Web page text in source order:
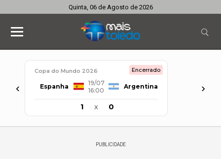
Quinta, 06 de Agosto de 2026
‹
Copa do Mundo 2026 Encerrado
Espanha
19/07
16:00
Argentina
1 x 0
›
PUBLICIDADE